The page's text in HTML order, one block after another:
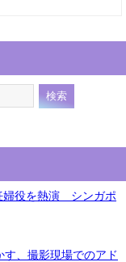
婦役を熱演 シンガポ
す、撮影現場でのアド